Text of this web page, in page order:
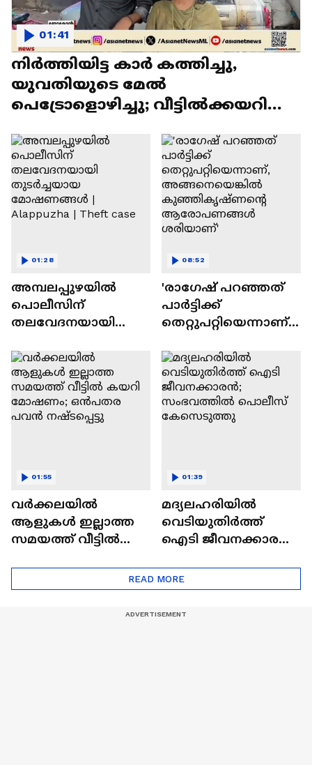
നിർത്തിയിട്ട കാർ കത്തിച്ചു,
യുവതിയുടെ മേൽ
പെട്രോളൊഴിച്ചു; വീട്ടിൽക്കയറി
01:41
അമ്പലപ്പുഴയില്‍
പൊലീസിന്
തലവേദനയായി
മോഷണങ്ങള്‍ |
Alappuzha | Theft case
01:28
'രാഗേഷ് പറഞ്ഞത്
പാർട്ടിക്ക്
തെറ്റുപറ്റിയെന്നാണ്,
കുഞ്ഞികൃഷ്ണൻ്റെ
ആരോപണങ്ങൾ
ശരിയാണ്'
08:52
വർക്കലയിൽ
ആളുകൾ ഇല്ലാത്ത
സമയത്ത് വീട്ടിൽ
നഷ്ടപ്പെട്ടു
01:55
മദ്യലഹരിയിൽ
വെടിയുതി‍ർത്ത്
ഐടി ജീവനക്കാരൻ;
പൊലീസ്
കേസെടുത്തു
01:39
READ MORE